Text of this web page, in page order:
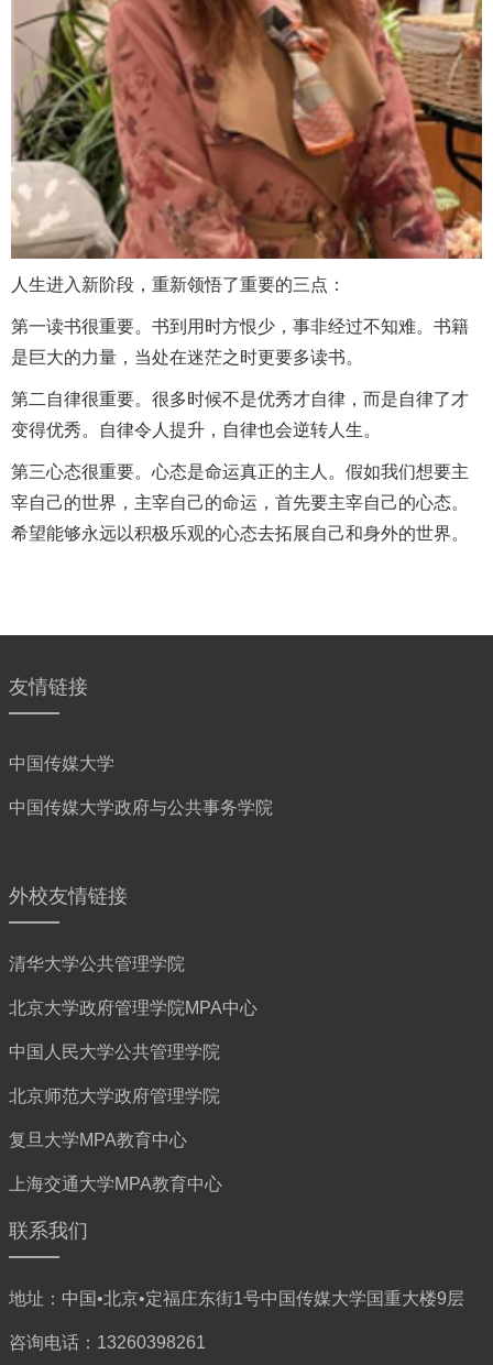
人生进入新阶段，重新领悟了重要的三点：
第一读书很重要。书到用时方恨少，事非经过不知难。书籍
是巨大的力量，当处在迷茫之时更要多读书。
第二自律很重要。很多时候不是优秀才自律，而是自律了才
变得优秀。自律令人提升，自律也会逆转人生。
第三心态很重要。心态是命运真正的主人。假如我们想要主
宰自己的世界，主宰自己的命运，首先要主宰自己的心态。
希望能够永远以积极乐观的心态去拓展自己和身外的世界。
友情链接
中国传媒大学
中国传媒大学政府与公共事务学院
外校友情链接
清华大学公共管理学院
北京大学政府管理学院MPA中心
中国人民大学公共管理学院
北京师范大学政府管理学院
复旦大学MPA教育中心
上海交通大学MPA教育中心
联系我们
地址：中国•北京•定福庄东街1号中国传媒大学国重大楼9层
咨询电话：13260398261